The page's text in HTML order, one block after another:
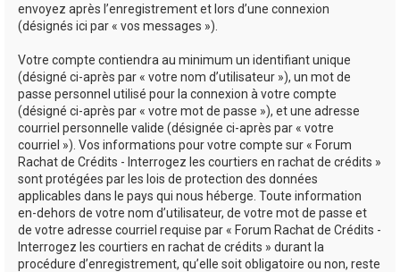
envoyez après l’enregistrement et lors d’une connexion
(désignés ici par « vos messages »).
Votre compte contiendra au minimum un identifiant unique
(désigné ci-après par « votre nom d’utilisateur »), un mot de
passe personnel utilisé pour la connexion à votre compte
(désigné ci-après par « votre mot de passe »), et une adresse
courriel personnelle valide (désignée ci-après par « votre
courriel »). Vos informations pour votre compte sur « Forum
Rachat de Crédits - Interrogez les courtiers en rachat de crédits »
sont protégées par les lois de protection des données
applicables dans le pays qui nous héberge. Toute information
en-dehors de votre nom d’utilisateur, de votre mot de passe et
de votre adresse courriel requise par « Forum Rachat de Crédits -
Interrogez les courtiers en rachat de crédits » durant la
procédure d’enregistrement, qu’elle soit obligatoire ou non, reste